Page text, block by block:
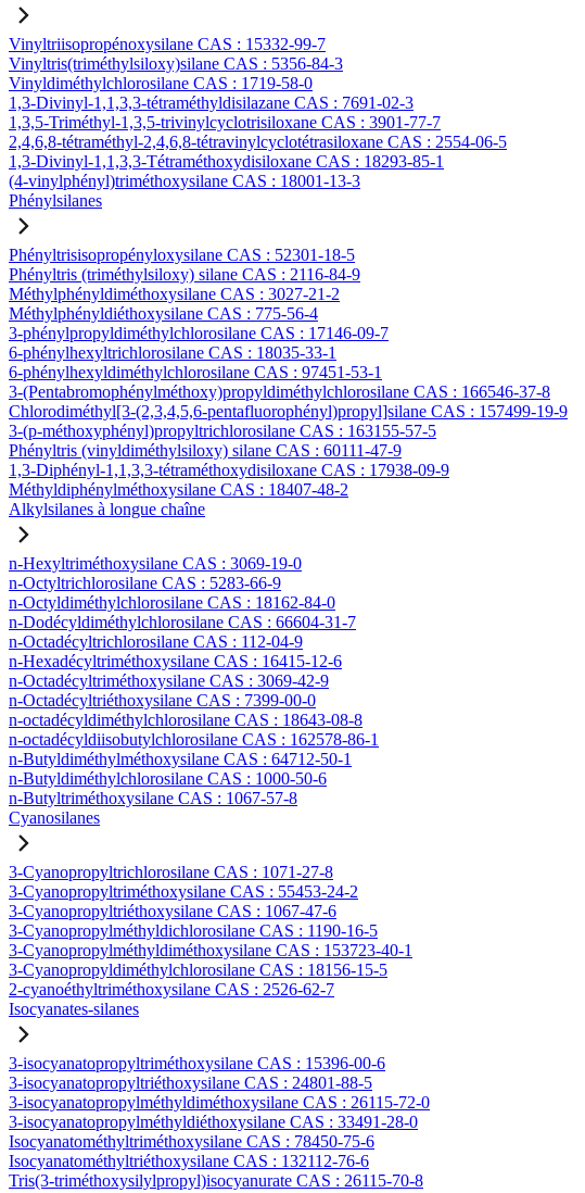
Vinyltriisopropénoxysilane CAS : 15332-99-7
Vinyltris(triméthylsiloxy)silane CAS : 5356-84-3
Vinyldiméthylchlorosilane CAS : 1719-58-0
1,3-Divinyl-1,1,3,3-tétraméthyldisilazane CAS : 7691-02-3
1,3,5-Triméthyl-1,3,5-trivinylcyclotrisiloxane CAS : 3901-77-7
2,4,6,8-tétraméthyl-2,4,6,8-tétravinylcyclotétrasiloxane CAS : 2554-06-5
1,3-Divinyl-1,1,3,3-Tétraméthoxydisiloxane CAS : 18293-85-1
(4-vinylphényl)triméthoxysilane CAS : 18001-13-3
Phénylsilanes
Phényltrisisopropényloxysilane CAS : 52301-18-5
Phényltris (triméthylsiloxy) silane CAS : 2116-84-9
Méthylphényldiméthoxysilane CAS : 3027-21-2
Méthylphényldiéthoxysilane CAS : 775-56-4
3-phénylpropyldiméthylchlorosilane CAS : 17146-09-7
6-phénylhexyltrichlorosilane CAS : 18035-33-1
6-phénylhexyldiméthylchlorosilane CAS : 97451-53-1
3-(Pentabromophénylméthoxy)propyldiméthylchlorosilane CAS : 166546-37-8
Chlorodiméthyl[3-(2,3,4,5,6-pentafluorophényl)propyl]silane CAS : 157499-19-9
3-(p-méthoxyphényl)propyltrichlorosilane CAS : 163155-57-5
Phényltris (vinyldiméthylsiloxy) silane CAS : 60111-47-9
1,3-Diphényl-1,1,3,3-tétraméthoxydisiloxane CAS : 17938-09-9
Méthyldiphénylméthoxysilane CAS : 18407-48-2
Alkylsilanes à longue chaîne
n-Hexyltriméthoxysilane CAS : 3069-19-0
n-Octyltrichlorosilane CAS : 5283-66-9
n-Octyldiméthylchlorosilane CAS : 18162-84-0
n-Dodécyldiméthylchlorosilane CAS : 66604-31-7
n-Octadécyltrichlorosilane CAS : 112-04-9
n-Hexadécyltriméthoxysilane CAS : 16415-12-6
n-Octadécyltriméthoxysilane CAS : 3069-42-9
n-Octadécyltriéthoxysilane CAS : 7399-00-0
n-octadécyldiméthylchlorosilane CAS : 18643-08-8
n-octadécyldiisobutylchlorosilane CAS : 162578-86-1
n-Butyldiméthylméthoxysilane CAS : 64712-50-1
n-Butyldiméthylchlorosilane CAS : 1000-50-6
n-Butyltriméthoxysilane CAS : 1067-57-8
Cyanosilanes
3-Cyanopropyltrichlorosilane CAS : 1071-27-8
3-Cyanopropyltriméthoxysilane CAS : 55453-24-2
3-Cyanopropyltriéthoxysilane CAS : 1067-47-6
3-Cyanopropylméthyldichlorosilane CAS : 1190-16-5
3-Cyanopropylméthyldiméthoxysilane CAS : 153723-40-1
3-Cyanopropyldiméthylchlorosilane CAS : 18156-15-5
2-cyanoéthyltriméthoxysilane CAS : 2526-62-7
Isocyanates-silanes
3-isocyanatopropyltriméthoxysilane CAS : 15396-00-6
3-isocyanatopropyltriéthoxysilane CAS : 24801-88-5
3-isocyanatopropylméthyldiméthoxysilane CAS : 26115-72-0
3-isocyanatopropylméthyldiéthoxysilane CAS : 33491-28-0
Isocyanatométhyltriméthoxysilane CAS : 78450-75-6
Isocyanatométhyltriéthoxysilane CAS : 132112-76-6
Tris(3-triméthoxysilylpropyl)isocyanurate CAS : 26115-70-8